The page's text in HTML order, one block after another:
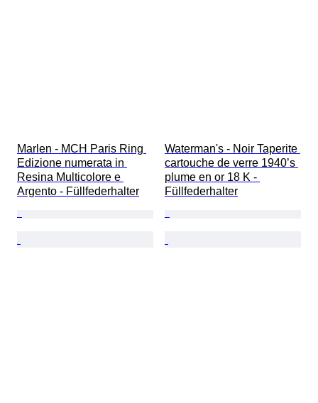
Marlen - MCH Paris Ring
Edizione numerata in
Resina Multicolore e
Argento - Füllfederhalter
Waterman's - Noir Taperite
cartouche de verre 1940’s
plume en or 18 K -
Füllfederhalter